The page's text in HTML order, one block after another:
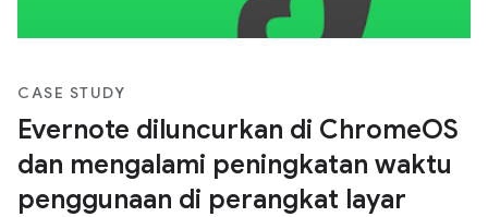
CASE STUDY
Evernote diluncurkan di ChromeOS
dan mengalami peningkatan waktu
penggunaan di perangkat layar